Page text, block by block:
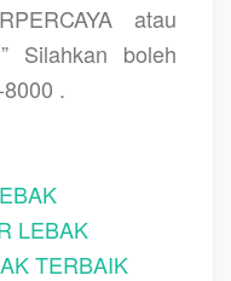
atau
Silahkan boleh
.
LEBAK
TERBAIK